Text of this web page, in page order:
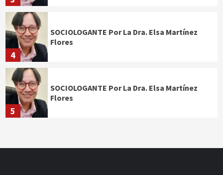
4
SOCIOLOGANTE Por La Dra. Elsa Martínez
Flores
5
SOCIOLOGANTE Por La Dra. Elsa Martínez
Flores